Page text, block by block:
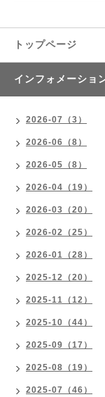
トップページ
インフォメーショ
2026-07（3）
2026-06（8）
2026-05（8）
2026-04（19）
2026-03（20）
2026-02（25）
2026-01（28）
2025-12（20）
2025-11（12）
2025-10（44）
2025-09（17）
2025-08（19）
2025-07（46）